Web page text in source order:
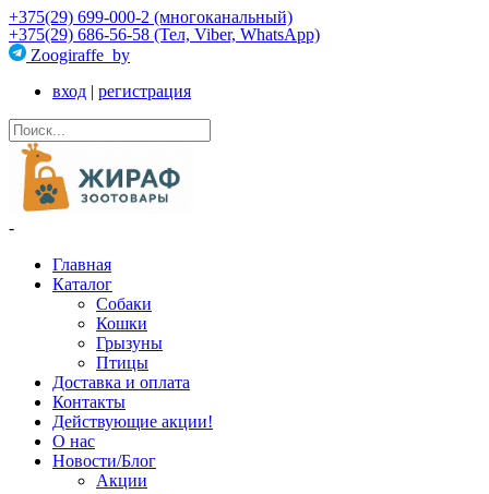
+375(29) 699-000-2 (многоканальный)
+375(29) 686-56-58 (Тел, Viber, WhatsApp)
Zoogiraffe_by
вход | регистрация
-
Главная
Каталог
Собаки
Кошки
Грызуны
Птицы
Доставка и оплата
Контакты
Действующие акции!
О нас
Новости/Блог
Акции